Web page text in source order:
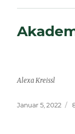
Alexa Kreissl
Veröffentlicht
Januar 5, 2022